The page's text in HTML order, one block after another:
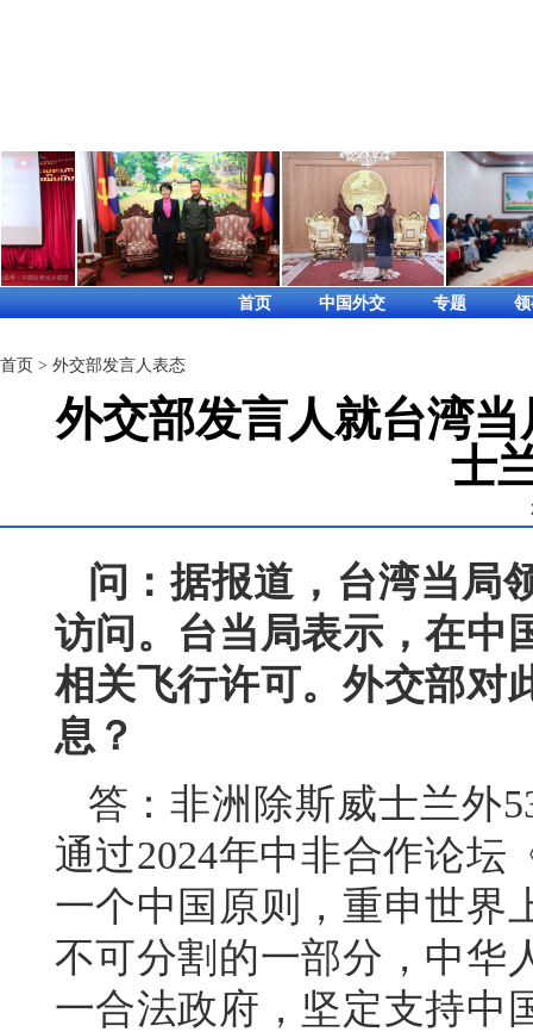
首页 中国外交 专题
首页 > 外交部发言人表态
外交部发言人就台湾
士
问：据报道，台湾当局
访问。台当局表示，在中
相关飞行许可。外交部对
息？
答：非洲除斯威士兰外
通过2024年中非合作论坛
一个中国原则，重申世界
不可分割的一部分，中华
一合法政府，坚定支持中